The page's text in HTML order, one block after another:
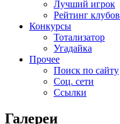
Лучший игрок
Рейтинг клубов
Конкурсы
Тотализатор
Угадайка
Прочее
Поиск по сайту
Соц. сети
Ссылки
Галереи